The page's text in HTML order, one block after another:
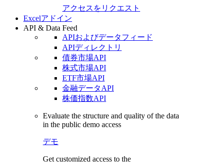
アクセスをリクエスト
Excelアドイン
API & Data Feed
APIおよびデータフィード
APIディレクトリ
債券市場API
株式市場API
ETF市場API
金融データAPI
株価指数API
Evaluate the structure and quality of the data
in the public demo access
デモ
Get customized access to the